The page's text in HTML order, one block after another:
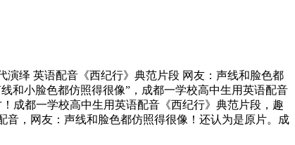
绎 英语配音《西纪行》典范片段 网友：声线和脸色都
和小脸色都仿照得很像”，成都一学校高中生用英语配音
成都一学校高中生用英语配音《西纪行》典范片段，趣
，网友：声线和脸色都仿照得很像！还认为是原片。成